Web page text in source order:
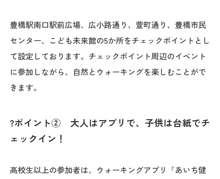
豊橋駅南口駅前広場、広小路通り、萱町通り、豊橋市民
センター、こども未来館の5か所をチェックポイントとし
て設定しております。チェックポイント周辺のイベント
に参加しながら、自然とウォーキングを楽しむことがで
きます。
?ポイント② 大人はアプリで、子供は台紙でチ
ェックイン！
高校生以上の参加者は、ウォーキングアプリ「あいち健